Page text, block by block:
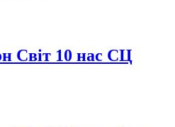
Світ 10 нас СЦ